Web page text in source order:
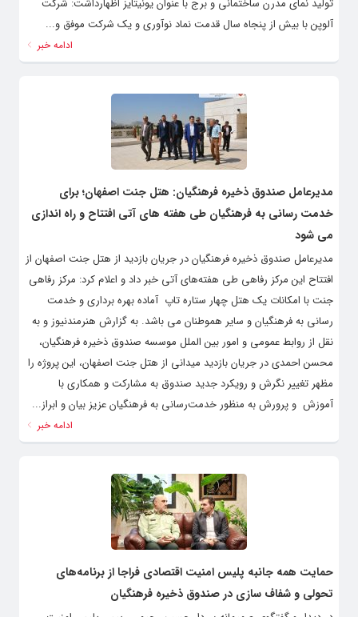
تولید نمای مدرن ساختمانی و برج با عنوان یونیتایز اظهارداشت: شرکت
آلوپن با بیش از پنجاه سال قدمت نماد نوآوری و یک شرکت موفق و...
ادامه خبر
مدیرعامل صندوق ذخیره فرهنگیان: هتل جنت اصفهان؛ برای
خدمت رسانی به فرهنگیان طی هفته های آتی افتتاح و راه اندازی
می شود
مدیرعامل صندوق ذخیره فرهنگیان در جریان بازدید از هتل جنت اصفهان از
افتتاح این مرکز رفاهی طی هفته‌های آتی خبر داد و اعلام کرد: مرکز رفاهی
جنت با امکانات یک هتل چهار ستاره تاپ آماده بهره برداری و خدمت
رسانی به فرهنگیان و سایر هموطنان می باشد. به گزارش هنرمندنیوز و به
نقل از روابط عمومی و امور بین الملل موسسه صندوق ذخیره فرهنگیان،
محسن احمدی در جریان بازدید میدانی از هتل جنت اصفهان، این پروژه را
مظهر تغییر نگرش و رویکرد جدید صندوق به مشارکت و همکاری با
آموزش و پرورش به منظور خدمت‌رسانی به فرهنگیان عزیز بیان و ابراز...
ادامه خبر
حمایت همه جانبه پلیس امنیت اقتصادی فراجا از برنامه‌های
تحولی و شفاف سازی در صندوق ذخیره فرهنگیان